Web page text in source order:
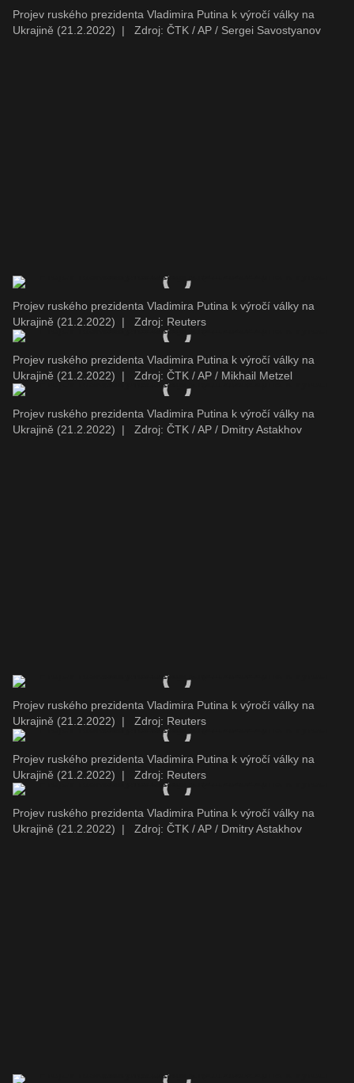
Projev ruského prezidenta Vladimira Putina k výročí války na
Ukrajině (21.2.2022)
| Zdroj: ČTK / AP / Sergei Savostyanov
Projev ruského prezidenta Vladimira Putina k výročí války na
Ukrajině (21.2.2022)
| Zdroj: Reuters
Projev ruského prezidenta Vladimira Putina k výročí války na
Ukrajině (21.2.2022)
| Zdroj: ČTK / AP / Mikhail Metzel
Projev ruského prezidenta Vladimira Putina k výročí války na
Ukrajině (21.2.2022)
| Zdroj: ČTK / AP / Dmitry Astakhov
Projev ruského prezidenta Vladimira Putina k výročí války na
Ukrajině (21.2.2022)
| Zdroj: Reuters
Projev ruského prezidenta Vladimira Putina k výročí války na
Ukrajině (21.2.2022)
| Zdroj: Reuters
Projev ruského prezidenta Vladimira Putina k výročí války na
Ukrajině (21.2.2022)
| Zdroj: ČTK / AP / Dmitry Astakhov